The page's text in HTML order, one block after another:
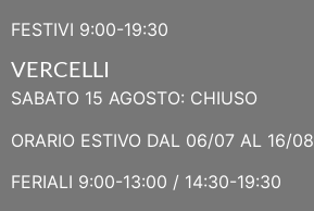
FESTIVI 9:00-19:30
VERCELLI
SABATO 15 AGOSTO: CHIUSO
ORARIO ESTIVO DAL 06/07 AL 16/08
FERIALI 9:00-13:00 / 14:30-19:30